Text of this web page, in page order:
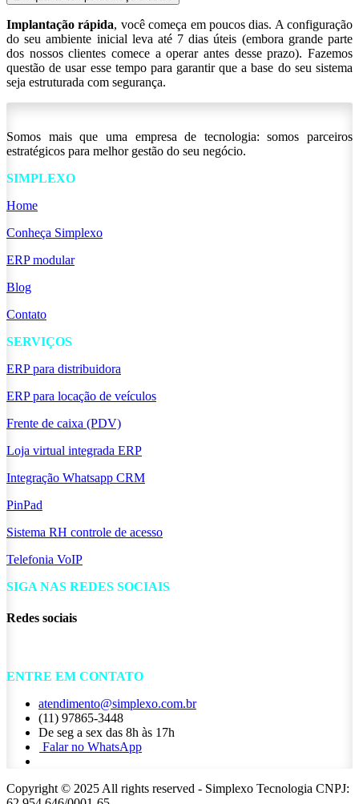
Implantação rápida, você começa em poucos dias. A configuração
do seu ambiente inicial leva até 7 dias úteis (embora grande parte
dos nossos clientes comece a operar antes desse prazo). Fazemos
questão de usar esse tempo para garantir que a base do seu sistema
seja estruturada com segurança.
Somos mais que uma empresa de tecnologia: somos parceiros
estratégicos para melhor gestão do seu negócio.
SIMPLEXO
Home
Conheça Simplexo
ERP modular
Blog
Contato
SERVIÇOS
ERP para distribuidora
ERP para locação de veículos
Frente de caixa (PDV)
Loja virtual integrada ERP
Integração Whatsapp CRM
PinPad
Sistema RH controle de acesso
Telefonia VoIP
SIGA NAS REDES SOCIAIS
Redes sociais
ENTRE EM CONTATO
atendimento@simplexo.com.br
(11) 97865-3448
De seg a sex das 8h às 17h
Falar no ​​​​WhatsApp
Copyright © 2025 All rights reserved - Simplexo Tecnologia CNPJ: